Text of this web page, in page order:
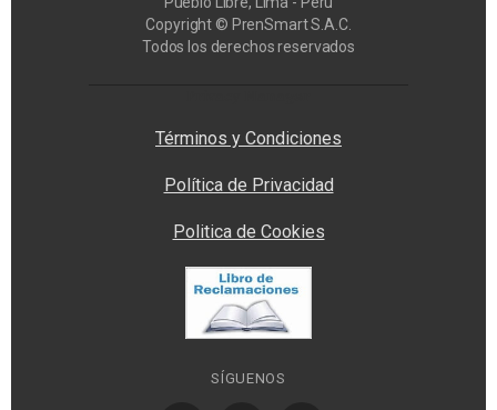
Copyright © PrenSmart S.A.C.
Todos los derechos reservados
Términos y Condiciones
Política de Privacidad
Politica de Cookies
SÍGUENOS